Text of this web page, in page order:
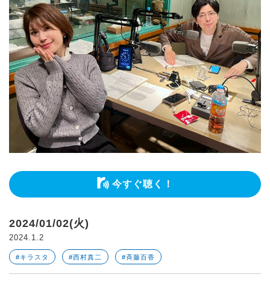
今すぐ聴く！
2024/01/02(火)
2024.1.2
#キラスタ #西村真二 #斉藤百香